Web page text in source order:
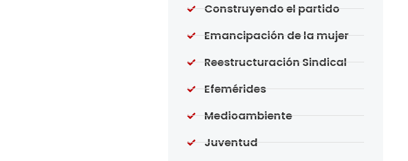
Construyendo el partido
Emancipación de la mujer
Reestructuración Sindical
Efemérides
Medioambiente
Juventud